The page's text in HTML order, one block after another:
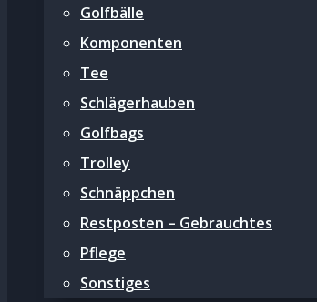
Golfbälle
Komponenten
Tee
Schlägerhauben
Golfbags
Trolley
Schnäppchen
Restposten – Gebrauchtes
Pflege
Sonstiges